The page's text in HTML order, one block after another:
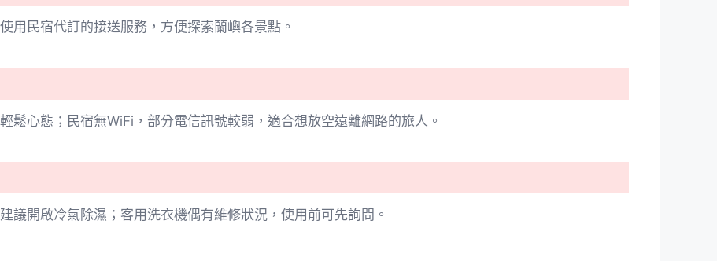
用民宿代訂的接送服務，方便探索蘭嶼各景點。
鬆心態；民宿無WiFi，部分電信訊號較弱，適合想放空遠離網路的旅人。
議開啟冷氣除濕；客用洗衣機偶有維修狀況，使用前可先詢問。